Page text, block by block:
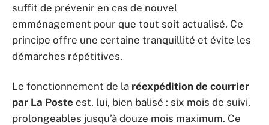
suffit de prévenir en cas de nouvel
emménagement pour que tout soit actualisé. Ce
principe offre une certaine tranquillité et évite les
démarches répétitives.
Le fonctionnement de la réexpédition de courrier
par La Poste est, lui, bien balisé : six mois de suivi,
prolongeables jusqu’à douze mois maximum. Ce